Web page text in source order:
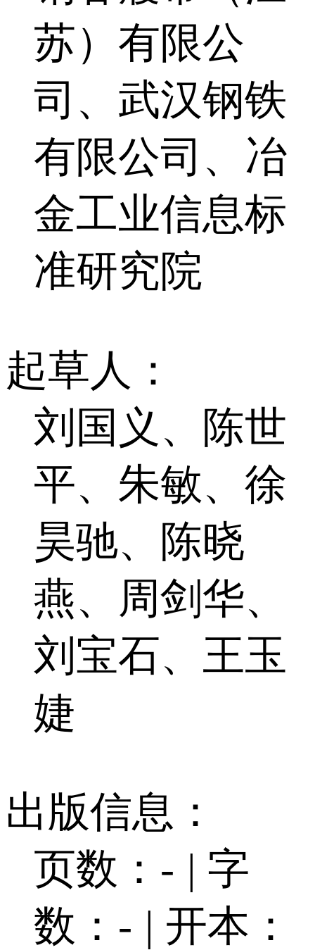
苏）有限公
司、武汉钢铁
有限公司、冶
金工业信息标
准研究院
起草人：
刘国义、陈世
平、朱敏、徐
昊驰、陈晓
燕、周剑华、
刘宝石、王玉
婕
出版信息：
页数：- | 字
数：- | 开本：